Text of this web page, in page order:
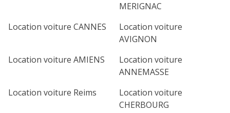
MERIGNAC
Location voiture CANNES
Location voiture
AVIGNON
Location voiture AMIENS
Location voiture
ANNEMASSE
Location voiture Reims
Location voiture
CHERBOURG